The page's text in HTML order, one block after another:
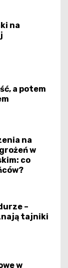
na
a potem
na
w
co
–
tajniki
w